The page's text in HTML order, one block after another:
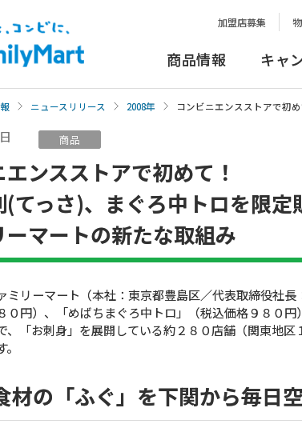
加盟店募集
商品情報 キャ
ニュースリリース 2008年 コンビニエンスストアで初
商品
ンスストアで初めて！
(てっさ)、まぐろ中トロを限定
ーマートの新たな取組み
リーマート（本社：東京都豊島区／代表取締役社
０円）、「めばちまぐろ中トロ」（税込価格９８０
、「お刺身」を展開している約２８０店舗（関東地
。
の「ふぐ」を下関から毎日